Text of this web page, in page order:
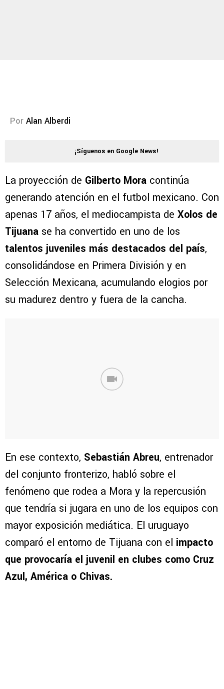
Por Alan Alberdi
¡Síguenos en Google News!
La proyección de Gilberto Mora continúa
generando atención en el futbol mexicano. Con
apenas 17 años, el mediocampista de Xolos de
Tijuana se ha convertido en uno de los
talentos juveniles más destacados del país,
consolidándose en Primera División y en
Selección Mexicana, acumulando elogios por
su madurez dentro y fuera de la cancha.
En ese contexto, Sebastián Abreu, entrenador
del conjunto fronterizo, habló sobre el
fenómeno que rodea a Mora y la repercusión
que tendría si jugara en uno de los equipos con
mayor exposición mediática. El uruguayo
comparó el entorno de Tijuana con el impacto
que provocaría el juvenil en clubes como Cruz
Azul, América o Chivas.